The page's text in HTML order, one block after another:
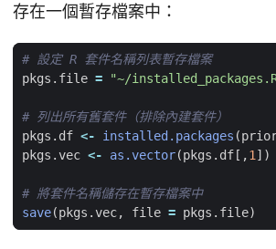
存在一個暫存檔案中：
# 設定 R 套件名稱列表暫存檔案
pkgs.file = "~/
# 列出所有舊套件（排除內建套件）
pkgs.df <- installed.packages (
pkgs.vec <- as.vector(pkgs.df[ ,1 ] )
# 將套件名稱儲存在暫存檔案中
save(pkgs.vec, file = pkgs.file)